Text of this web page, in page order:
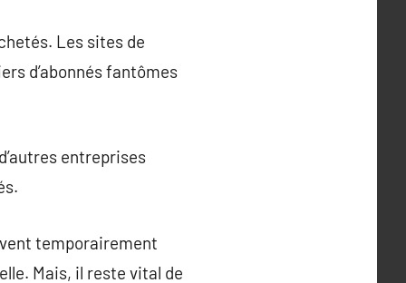
Les sites de
d’abonnés fantômes
entreprises
temporairement
Mais, il reste vital de